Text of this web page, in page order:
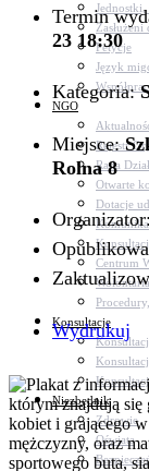
Jednostki,
Petycje
Język
NGO
Rejestr
Rada
Otwarte
Dotacje
Centrum
Konsultacje
Niezbędnik
Zdrowie
Oświata
Termin
23 18:30
Kategoria:
Miejsce:
Rolna 8
Wydrukuj